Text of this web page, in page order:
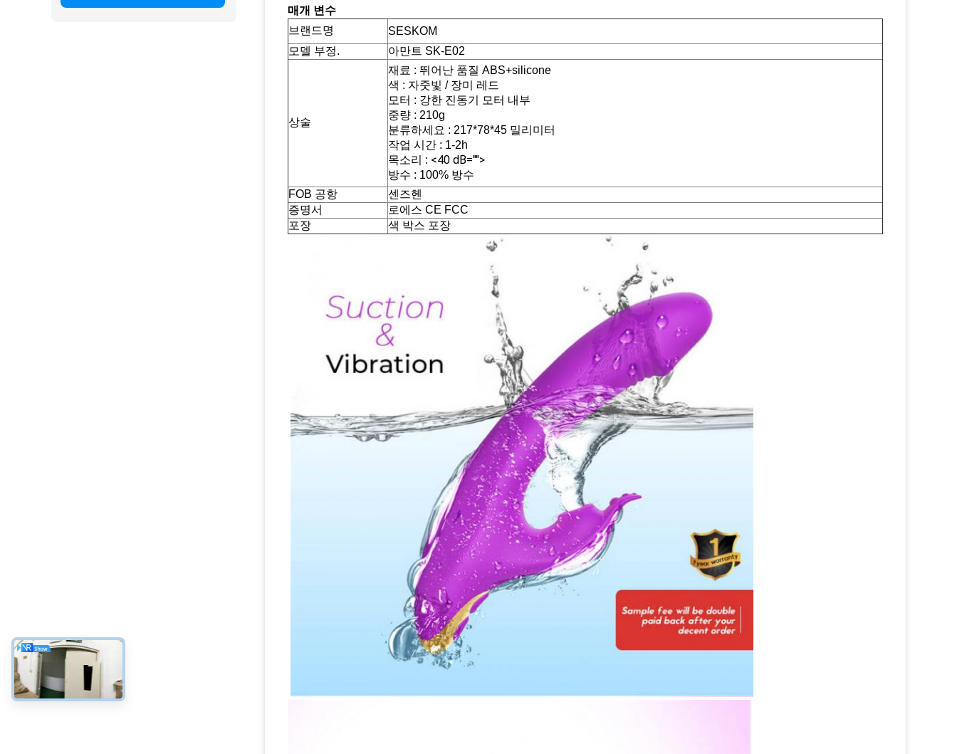
매개 변수
브랜드명
SESKOM
모델 부정.
아만트 SK-E02
상술
재료 : 뛰어난 품질 ABS+silicone
색 : 자줏빛 / 장미 레드
모터 : 강한 진동기 모터 내부
중량 : 210g
분류하세요 : 217*78*45 밀리미터
작업 시간 : 1-2h
목소리 : <40 dB="">
방수 : 100% 방수
FOB 공항
센즈헨
증명서
로에스 CE FCC
포장
색 박스 포장